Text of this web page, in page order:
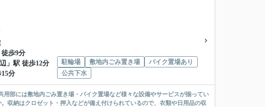
徒歩9分
」駅 徒歩12分
15分
駐輪場 敷地内ごみ置き場
バイク置場あり
公共下水
部には敷地内ごみ置き場・バイク置場など様々な設備やサービスが揃ってい
収納はクロゼット・押入などが備え付けられているので、衣類や日用品の収